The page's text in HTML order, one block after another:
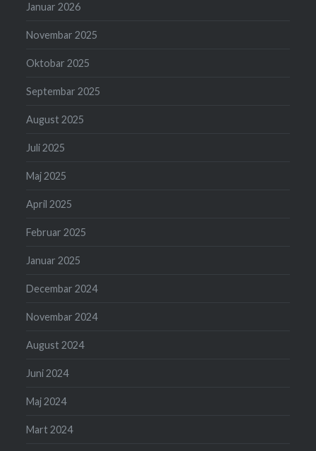
Januar 2026
Novembar 2025
Oktobar 2025
Septembar 2025
August 2025
Juli 2025
Maj 2025
April 2025
Februar 2025
Januar 2025
Decembar 2024
Novembar 2024
August 2024
Juni 2024
Maj 2024
Mart 2024